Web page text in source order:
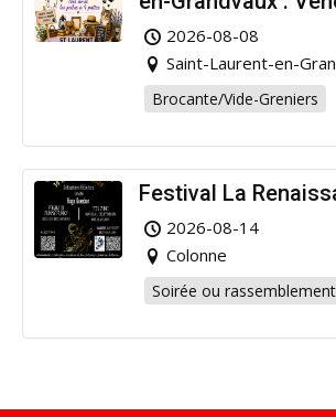
pour la bonne
2026-08-08
Saint-Laurent-en-
Brocante/Vide-Greniers
Festival La
2026-08-14
Colonne
Soirée ou